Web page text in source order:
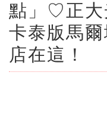
點」♡正大
卡泰版馬
店在這！